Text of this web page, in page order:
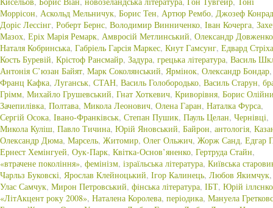
Моррісон, Аскольд Мельничук, Борис Тен, Артюр Рембо, Джозеф Конрад
Доріс Лессінг, Роберт Бернс, Володимир Винниченко, Іван Кочерга,
Мазох, Еріх Марія Ремарк, Амвросій Метлинський, Олександр Довженко
Наталя Кобринська, Габріель Гарсія Маркес, Кнут Гамсунг, Едвард Стріха
Кость Буревій, Крістоф Рансмайр, Задура, грецька література, Василь
Антонія С’юзан Байят, Марк Соколянський, Ярмінок, Олександр Бондар,
Франц Кафка, Луганськ, СТАН, Василь Голобородько, Василь Старун,
Грімм, Михайло Грушевський, Гнат Хоткевич, Криворівня, Борис
Зачепилівка, Полтава, Микола Леонович, Олена Гаран, Наталка Фурса,
Сергій Осока, Івано-Франківськ, Степан Пушик, Пауль Целан, Чернівці,
Микола Куліш, Павло Тичина, Юрій Яновський, Байрон, антологія,
Олександр Дюма, Марсель, Житомир, Олег Ольжич, Жорж Санд, Едгар
Ернест Хемінгуей, Оук-Парк, Квітка-Основ’яненко, Гертруда Стайн,
«втрачене покоління», фемінізм, ізраїльська література, Київська
Чарльз Буковскі, Ярослав Клейноцький, Ігор Калинець, Любов Якимчук,
Улас Самчук, Мирон Петровський, фінська література, ІБТ, Юрій іллєнко
«ЛітАкцент року 2008», Наталена Королева, періодика, Мануела